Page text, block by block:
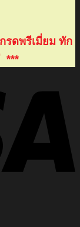
รดพรีเมี่ยม ทัก
***